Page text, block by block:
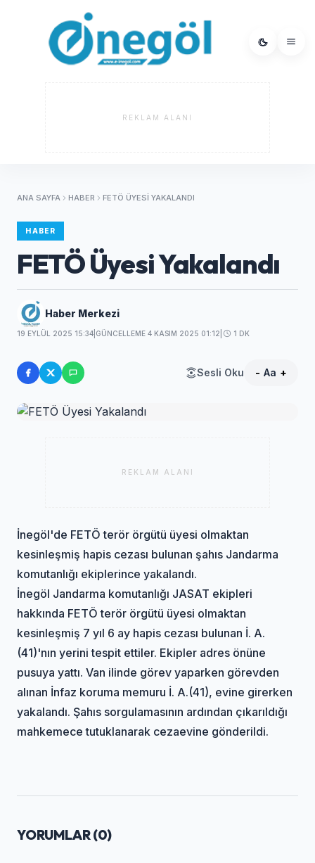
REKLAM ALANI
ANA SAYFA HABER FETÖ ÜYESI YAKALANDI
HABER
FETÖ Üyesi Yakalandı
Haber Merkezi
19 EYLÜL 2025 15:34 GÜNCELLEME 4 KASIM 2025 01:12 1 DK
Sesli Oku - Aa +
REKLAM ALANI
İnegöl'de FETÖ terör örgütü üyesi olmaktan
kesinleşmiş hapis cezası bulunan şahıs Jandarma
komutanlığı ekiplerince yakalandı.
İnegöl Jandarma komutanlığı JASAT ekipleri
hakkında FETÖ terör örgütü üyesi olmaktan
kesinleşmiş 7 yıl 6 ay hapis cezası bulunan İ. A.
(41)'nın yerini tespit ettiler. Ekipler adres önüne
pusuya yattı. Van ilinde görev yaparken görevden
alınan İnfaz koruma memuru İ. A.(41), evine girerken
yakalandı. Şahıs sorgulamasının ardından çıkarıldığı
mahkemece tutuklanarak cezaevine gönderildi.
YORUMLAR (0)